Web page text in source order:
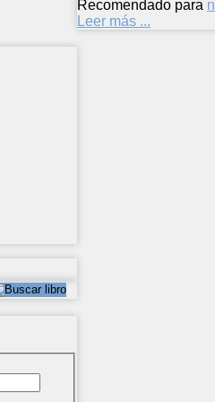
Recomendado para
Leer más ...